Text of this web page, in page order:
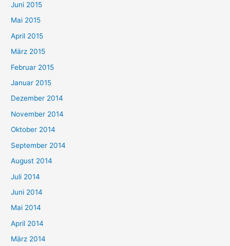
Juni 2015
Mai 2015
April 2015
März 2015
Februar 2015
Januar 2015
Dezember 2014
November 2014
Oktober 2014
September 2014
August 2014
Juli 2014
Juni 2014
Mai 2014
April 2014
März 2014